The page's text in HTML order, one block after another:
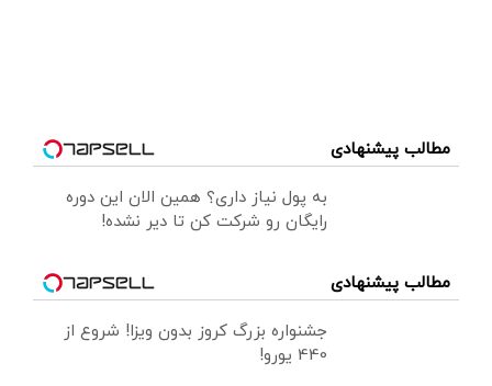
مطالب پیشنهادی
به پول نیاز داری؟ همین الان این دوره
رایگان رو شرکت کن تا دیر نشده!
مطالب پیشنهادی
جشنواره بزرگ کروز بدون ویزا! شروع از
440 یورو!